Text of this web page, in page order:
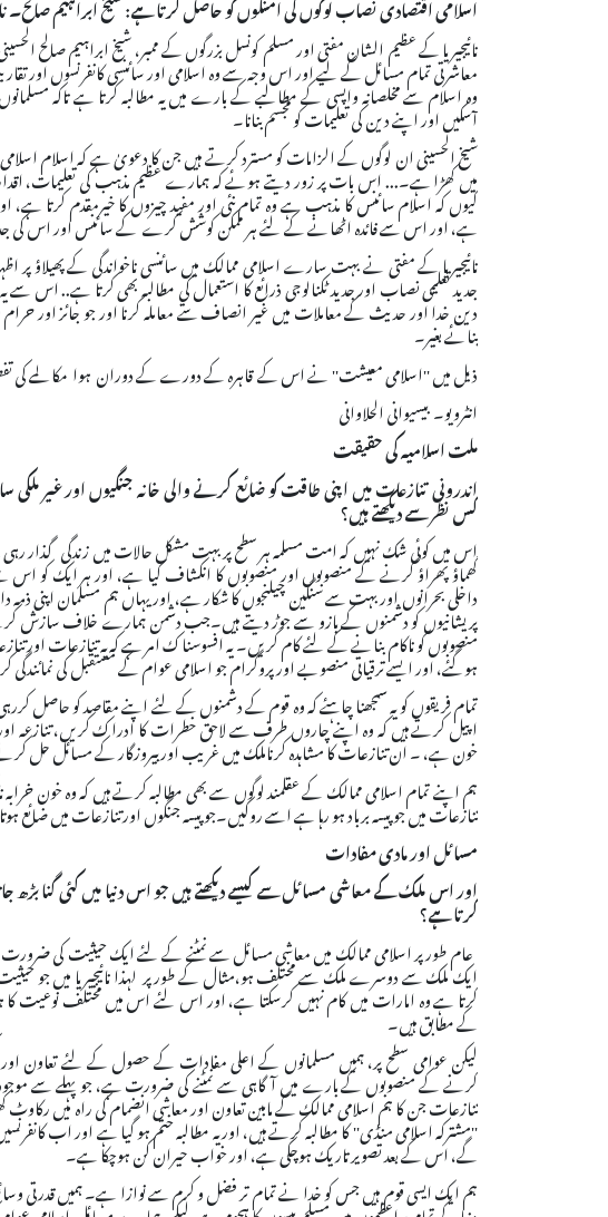
اسلامی اقتصادی نصاب لوگوں کی امنگوں کو حاصل کرتا ہے:شیخ ابراہیم صالح۔
نائیجیریا کے عظیم الشان مفتی اور مسلم کونسل بزرگوں کے ممبر، شیخ ابراہیم صالح
معاشرتی تمام مسائل کے لیے اور اس وجہ سے وہ اسلامی اور سائنسی کانفرنسوں اور
وہ اسلام سے مخلصانہ واپسی کے مطالبے کے بارے میں یہ مطالبہ کرتا ہے تاکہ
آسکیں اور اپنے دین کی تعلیمات کو مجسم بنانا۔
شیخ الحسینی ان لوگوں کے الزامات کو مسترد کرتے ہیں جن کا دعویٰ ہے کہ اسلام
میں کھڑا ہے۔... اس بات پر زور دیتے ہوئے کہ ہمارے عظیم مذہب کی تعلیمات، اقدار
کیوں کہ اسلام سائنس کا مذہب ہے وہ تمام نئی اور مفید چیزوں کا خیرمقدم کرتا ہے،
ہے، اور اس سے فائدہ اٹھانے کے لئے ہر ممکن کوشش کرے کے سائنس اور اس کی
نائیجیریا کے مفتی نے بہت سارے اسلامی ممالک میں سائنسی ناخواندگی کے پھیلاؤ پر
جدید تعلیمی نصاب اور جدید ٹکنالوجی ذرائع کا استعمال کي مطالبہ بھی کرتا ہے..
دین خدا اور حدیث کے معاملات میں غیر انصاف سے معاملہ کرنا اور جو جائز اور
بنائے بغیر۔
ذیل میں ''اسلامی معیشت'' نے اس کے قاہرہ کے دورے کے دوران ہوا مکالمے کی
انٹرویو۔ بیسیوانی الحلاوانی
ملت اسلامیہ کی حقیقت
اندرونی تنازعات میں اپنی طاقت کو ضائع کرنے والی خانہ جنگیوں اور غیر
کس نظر سے دیکھتے ہیں؟
اس میں کوئی شک نہیں کہ امت مسلمہ ہر سطح پر بہت مشکل حالات میں زندگی گذار رہی
گھماؤ پھراؤ کرنے کے منصوبوں اور منصوبوں کا انکشاف کیا ہے، اور ہر ایک کو
داخلی بحرانوں اور بہت سے سنگین چیلنجوں کا شکار ہے، اور یہاں ہم مسلمان
پریشانیوں کو دشمنوں کے بازو سے جوڑ دیتے ہیں۔جب دشمن ہمارے خلاف سازش
منصوبوں کو ناکام بنانے کے لئے کام کریں۔ یہ افسوسناک امر ہے کہ یہ تنازعات اور
ہوگئے، اور ایسے ترقیاتی منصوبے اور پروگرام جو اسلامی عوام کے مستقبل کی نمائندگی
تمام فریقوں کو یہ سمجھنا چاہئے کہ وہ قوم کے دشمنوں کے لئے اپنے مقاصد کو حاصل
اپیل کرتے ہیں کہ وہ اپنے چاروں طرف سے لاحق خطرات کا ادراک کریں، تنازعہ اور
خون ہے، ۔ ان تنازعات کا مشاہدہ کرناملک میں غریب اور بیروزگار کے مسائل حل
ہم اپنے تمام اسلامی ممالک کے عقلمند لوگوں سے بھی مطالبہ کرتے ہیں کہ وہ خون
تنازعات میں جو پیسہ برباد ہو رہا ہے اسے روکیں۔جوپیسہ جنگوں اور تنازعات میں
مسائل اور مادی مفادات
اور اس ملک کے معاشی مسائل سے کیسے دیکھتے ہیں جو اس دنیا میں کئی گنا بڑھ
کرتا ہے؟
عام طور پر اسلامی ممالک میں معاشی مسائل سے نمٹنے کے لئے ایک حیثیت کی
ایک ملک سے دوسرے ملک سے مختلف ہو،مثال کے طور پر لہذا نائیجیریا میں جو
کرتا ہے وہ امارات میں کام نہیں کرسکتا ہے، اور اس لئے اس میں مختلف نوعیت
کے مطابق ہیں۔
لیکن عوامی سطح پر، ہمیں مسلمانوں کے اعلی مفادات کے حصول کے لئے تعاون
کرنے کے منصوبوں کے بارے میں آگاہی سے نمٹنے کی ضرورت ہے، جو پہلے سے موجود
تنازعات جن کا ہم اسلامی ممالک کے مابین تعاون اور معاشی انضمام کی راہ میں
''مشترکہ اسلامی منڈی'' کا مطالبہ کرتے ہیں، اور یہ مطالبہ ختم ہو گیا ہے اور اب
گے، اس کے بعد تصویر تاریک ہوچکی ہے، اور خواب حیران کن ہوچکا ہے۔
ہم ایک ایسی قوم ہیں جس کو خدا نے تمام تر فضل و کرم سے نوازا ہے۔ ہمیں قدرتی